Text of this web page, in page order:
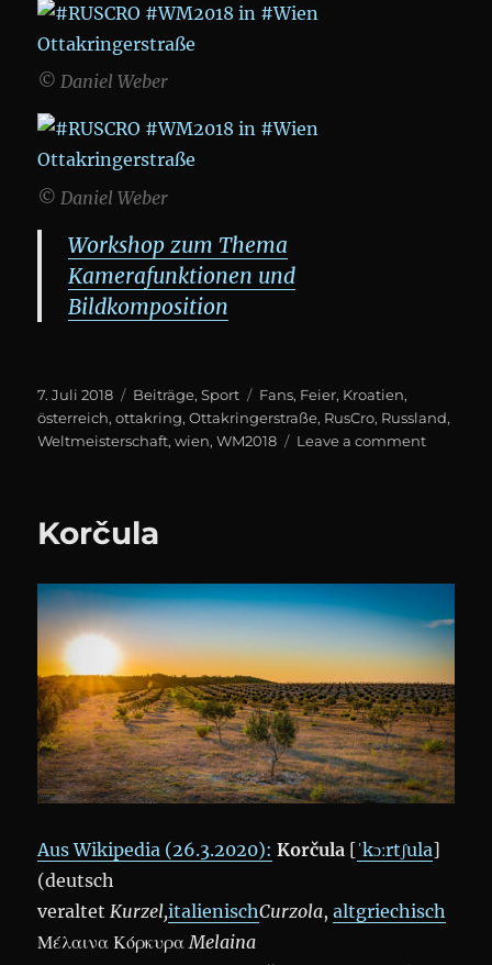
© Daniel Weber
© Daniel Weber
Workshop zum Thema
Kamerafunktionen und
Bildkomposition
Posted
on
7. Juli 2018 Categories
Beiträge,Sport Tags
Fans, Feier, Kroatien,
österreich,ottakring,Ottakringerstraße, RusCro, Russland,
Weltmeisterschaft,wien,WM2018 Leave a commenton
Korčula
Aus Wikipedia (26.3.2020): Korčula [ˈkɔːrtʃula]
(deutsch
veraltet Kurzel,italienischCurzola,altgriechisch
Μέλαινα Κόρκυρα Melaina